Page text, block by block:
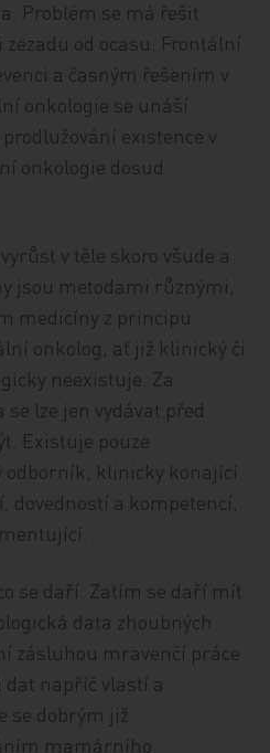
Problém se má řešit
od ocasu. Frontální
a časným řešením v
onkologie se unáší
existence v
onkologie dosud
v těle skoro všude a
jsou metodami různými,
medicíny z principu
onkolog, ať již klinický či
neexistuje. Za
lze jen vydávat před
Existuje pouze
odborník, klinicky konající
dovedností a kompetencí,
se daří. Zatím se daří mít
data zhoubných
zásluhou mravenčí práce
dat napříč vlastí a
se dobrým již
mamárního